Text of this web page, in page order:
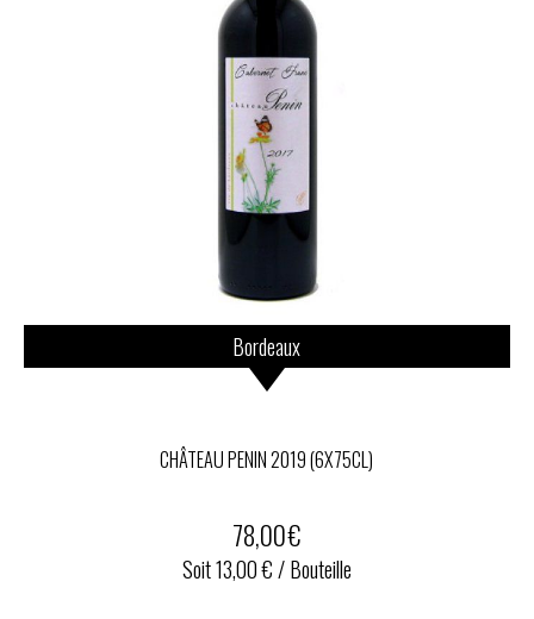
Bordeaux
CHÂTEAU PENIN 2019 (6X75CL)
78,00€
Soit 13,00 € / Bouteille